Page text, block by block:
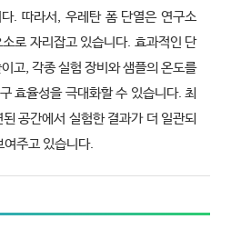
. 따라서, 우레탄 폼 단열은 연구소
로 자리잡고 있습니다. 효과적인 단
고, 각종 실험 장비와 샘플의 온도를
효율성을 극대화할 수 있습니다. 최
공간에서 실험한 결과가 더 일관되
여주고 있습니다.